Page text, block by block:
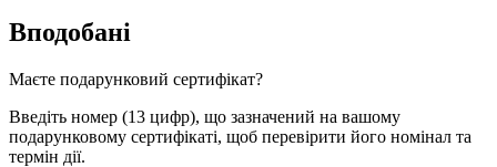
Вподобані
Маєте подарунковий сертифікат?
Введіть номер (13 цифр), що зазначений на вашому
подарунковому сертифікаті, щоб перевірити його номінал та
термін дії.